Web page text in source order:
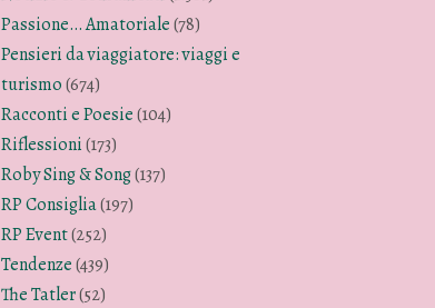
Passione… Amatoriale(78)
Pensieri da viaggiatore: viaggi e
turismo(674)
Racconti e Poesie(104)
Riflessioni(173)
Roby Sing & Song(137)
RP Consiglia(197)
RP Event(252)
Tendenze(439)
The Tatler(52)